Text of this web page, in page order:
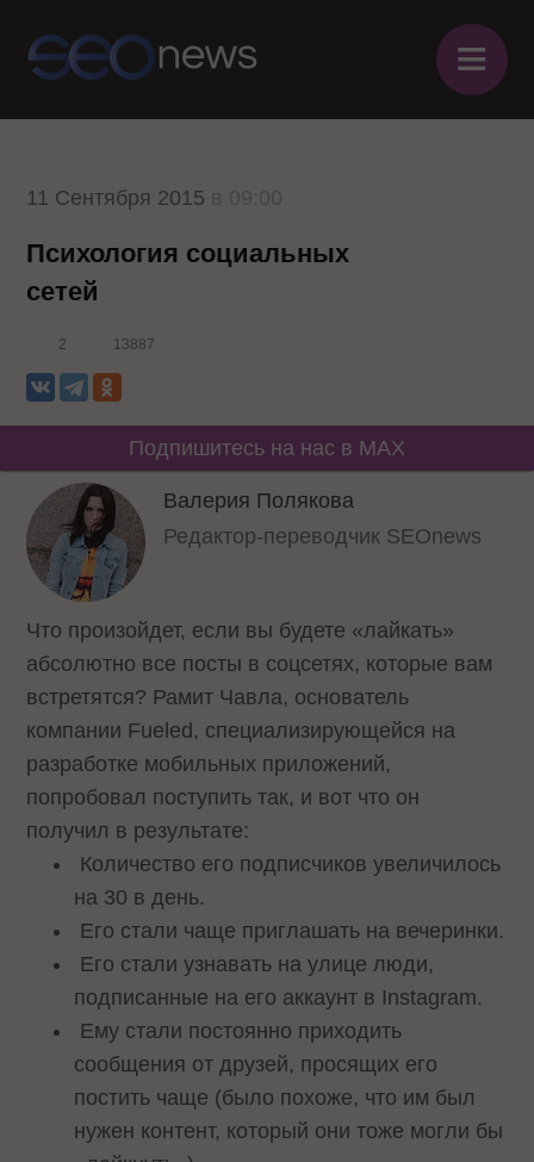
≡
11 Сентября 2015
Психология социальных
сетей
2 13887
Подпишитесь на нас в MAX
Валерия Полякова
Редактор-переводчик SEOnews
Что произойдет, если вы будете «лайкать»
абсолютно все посты в соцсетях, которые вам
встретятся? Рамит Чавла, основатель
компании Fueled, специализирующейся на
разработке мобильных приложений,
попробовал поступить так, и вот что он
получил в результате:
Количество его подписчиков увеличилось
на 30 в день.
Его стали чаще приглашать на вечеринки.
Его стали узнавать на улице люди,
подписанные на его аккаунт в Instagram.
Ему стали постоянно приходить
сообщения от друзей, просящих его
постить чаще (было похоже, что им был
нужен контент, который они тоже могли бы